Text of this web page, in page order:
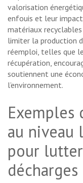
valorisation
enfouis et leur impact
matériaux
limiter la production
réemploi, telles que
récupération,
soutiennent une
l’environnement.
Exemples
au niveau
pour
décharges